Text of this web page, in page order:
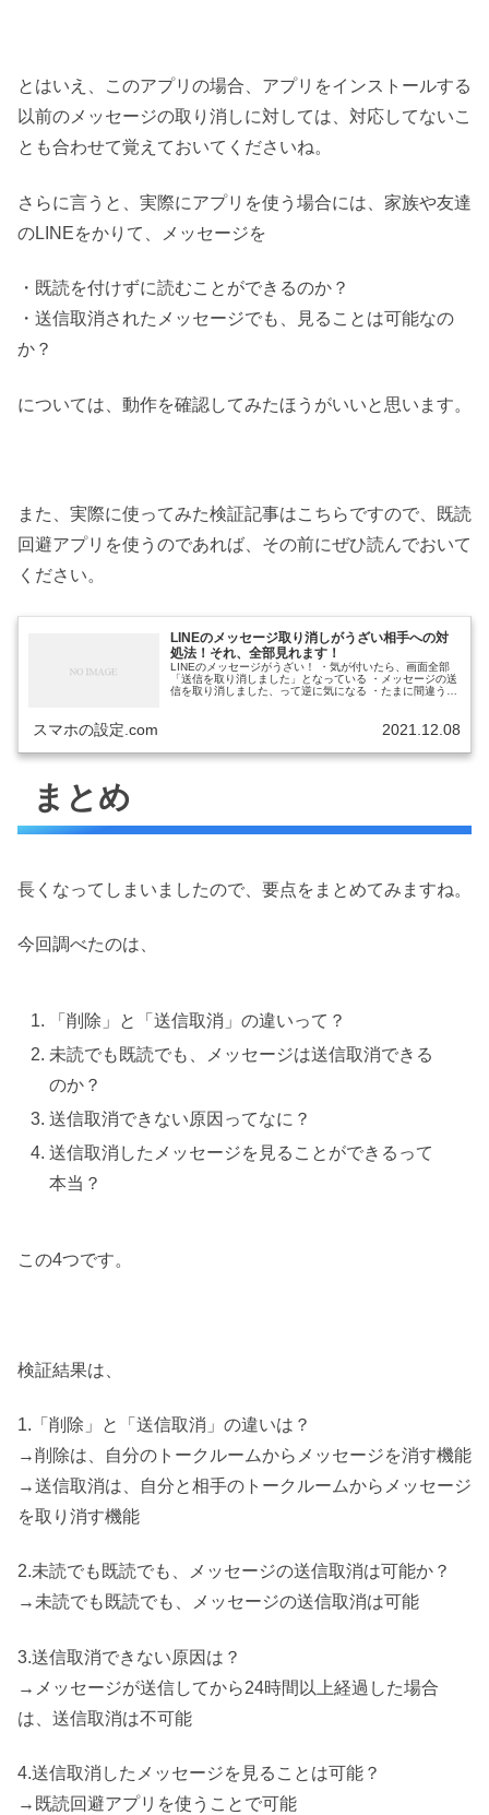
とはいえ、このアプリの場合、アプリをインストールする
以前のメッセージの取り消しに対しては、対応してないこ
とも合わせて覚えておいてくださいね。
さらに言うと、実際にアプリを使う場合には、家族や友達
のLINEをかりて、メッセージを
・既読を付けずに読むことができるのか？
・送信取消されたメッセージでも、見ることは可能なの
か？
については、動作を確認してみたほうがいいと思います。
また、実際に使ってみた検証記事はこちらですので、既読
回避アプリを使うのであれば、その前にぜひ読んでおいて
ください。
LINEのメッセージ取り消しがうざい相手への対
処法！それ、全部見れます！
LINEのメッセージがうざい！ ・気が付いたら、画面全部
「送信を取り消しました」となっている ・メッセージの送
信を取り消しました、って逆に気になる ・たまに間違うの
スマホの設定.com 2021.12.08
まとめ
長くなってしまいましたので、要点をまとめてみますね。
今回調べたのは、
「削除」と「送信取消」の違いって？
未読でも既読でも、メッセージは送信取消できる
のか？
送信取消できない原因ってなに？
送信取消したメッセージを見ることができるって
本当？
この4つです。
検証結果は、
1.「削除」と「送信取消」の違いは？
→削除は、自分のトークルームからメッセージを消す機能
→送信取消は、自分と相手のトークルームからメッセージ
を取り消す機能
2.未読でも既読でも、メッセージの送信取消は可能か？
→未読でも既読でも、メッセージの送信取消は可能
3.送信取消できない原因は？
→メッセージが送信してから24時間以上経過した場合
は、送信取消は不可能
4.送信取消したメッセージを見ることは可能？
→既読回避アプリを使うことで可能